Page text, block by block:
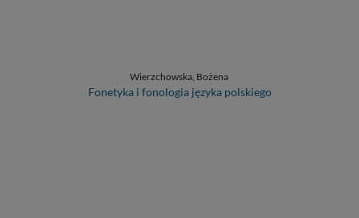
Wierzchowska, Bożena
Fonetyka i fonologia języka polskiego